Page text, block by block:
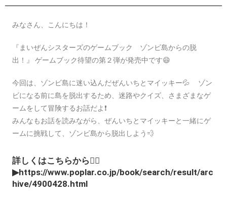
みなさん、こんにちは！
『まいぜんシスターズのゲームブック ゾンビ島からの脱
出！』 ゲームブック待望の第２弾が発売中です😄
今回は、ゾンビ島に迷い込んだぜんいちとマイッキー💦 ゾン
ビになる前に島を脱出するため、迷路やクイズ、さまざまなゲ
ームをして冒険するお話だよ❗
みんなもお話を読みながら、ぜんいちとマイッキーと一緒にゲ
ームに挑戦して、ゾンビ島から脱出しよう💨
詳しくはこちらから👇🏻
▶https://www.poplar.co.jp/book/search/result/arc
hive/4900428.html